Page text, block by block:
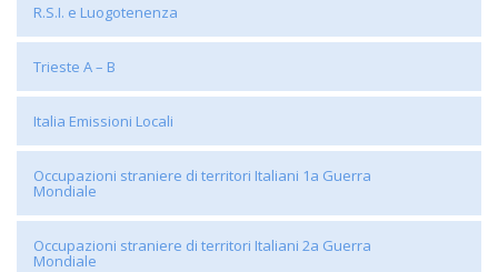
R.S.I. e Luogotenenza
Trieste A – B
Italia Emissioni Locali
Occupazioni straniere di territori Italiani 1a Guerra
Mondiale
Occupazioni straniere di territori Italiani 2a Guerra
Mondiale